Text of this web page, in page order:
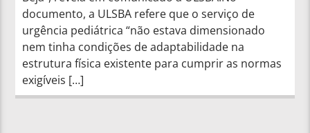
documento, a ULSBA refere que o serviço de
urgência pediátrica “não estava dimensionado
nem tinha condições de adaptabilidade na
estrutura física existente para cumprir as normas
exigíveis […]